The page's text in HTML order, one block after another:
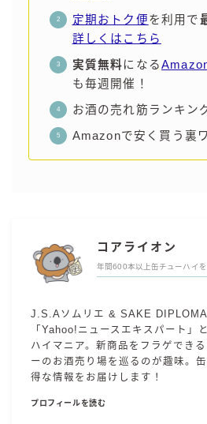
定期おトク便を利用で
詳しくはこちら
実質無料になる
も毎週開催！
お酒の売れ筋ランキン
Amazonで安く買う裏
コアライオン
年間600本以上缶チューハイ
J.S.Aソムリエ & SAKE DIPLOMA
「Yahoo!ニュースエキスパート」
ハイマニア。新商品をフラゲでき
ーのお酒売り場を巡るのが趣味。
得な情報をお届けします！
プロフィールを読む